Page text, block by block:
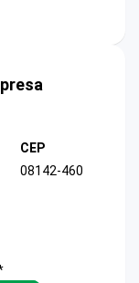
CEP
08142-460